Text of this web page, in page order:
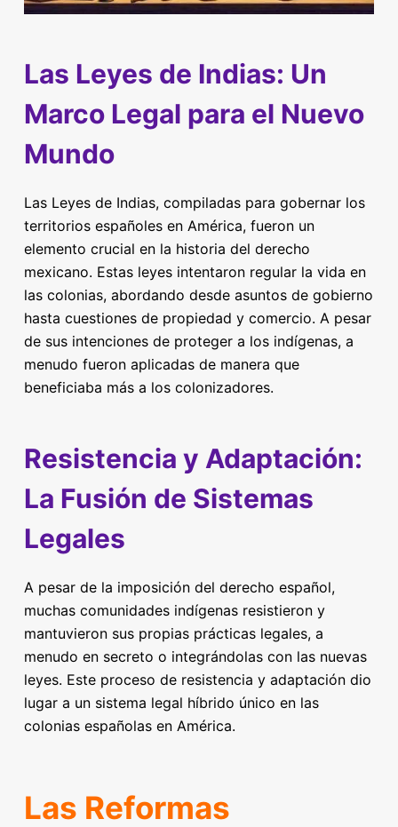
Las Leyes de Indias: Un
Marco Legal para el Nuevo
Mundo
Las Leyes de Indias, compiladas para gobernar los
territorios españoles en América, fueron un
elemento crucial en la historia del derecho
mexicano. Estas leyes intentaron regular la vida en
las colonias, abordando desde asuntos de gobierno
hasta cuestiones de propiedad y comercio. A pesar
de sus intenciones de proteger a los indígenas, a
menudo fueron aplicadas de manera que
beneficiaba más a los colonizadores.
Resistencia y Adaptación:
La Fusión de Sistemas
Legales
A pesar de la imposición del derecho español,
muchas comunidades indígenas resistieron y
mantuvieron sus propias prácticas legales, a
menudo en secreto o integrándolas con las nuevas
leyes. Este proceso de resistencia y adaptación dio
lugar a un sistema legal híbrido único en las
colonias españolas en América.
Las Reformas